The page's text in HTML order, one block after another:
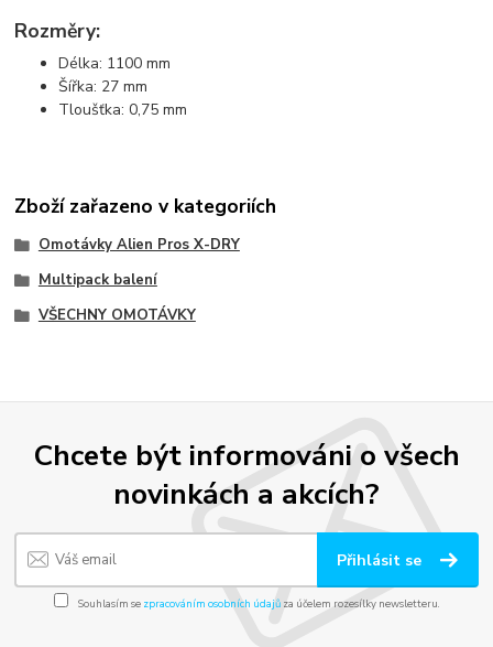
Rozměry:
Délka: 1100 mm
Šířka: 27 mm
Tloušťka: 0,75 mm
Zboží zařazeno v kategoriích
Omotávky Alien Pros X-DRY
Multipack balení
VŠECHNY OMOTÁVKY
Chcete být informováni o všech
novinkách a akcích?
Přihlásit se
Souhlasím se zpracováním osobních údajůza účelem rozesílky newsletteru.